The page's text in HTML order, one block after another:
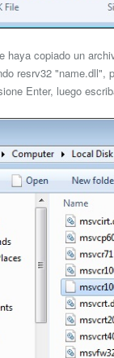
haya copiado un
resrv32 "name.dll",
Enter, luego